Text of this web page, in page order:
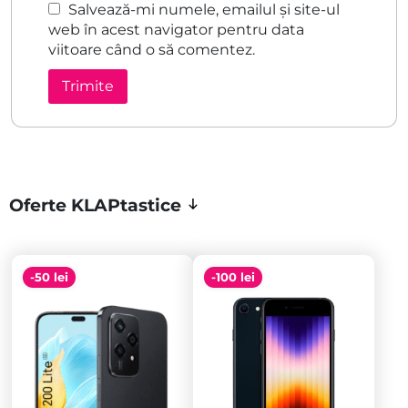
Salvează-mi numele, emailul și site-ul
web în acest navigator pentru data
viitoare când o să comentez.
Oferte KLAPtastice
-50 lei -100 lei